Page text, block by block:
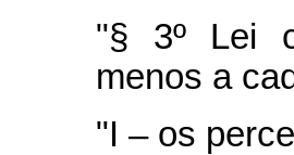
"§ 3º Lei
menos a
"I – os